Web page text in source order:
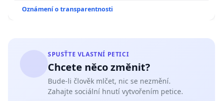
Oznámení o transparentnosti
SPUSŤTE VLASTNÍ PETICI
Chcete něco změnit?
Bude-li člověk mlčet, nic se nezmění.
Zahajte sociální hnutí vytvořením petice.